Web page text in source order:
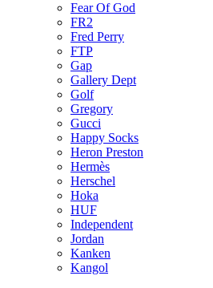
Fear Of God
FR2
Fred Perry
FTP
Gap
Gallery Dept
Golf
Gregory
Gucci
Happy Socks
Heron Preston
Hermès
Hersсhel
Hoka
HUF
Independent
Jordan
Kanken
Kangol